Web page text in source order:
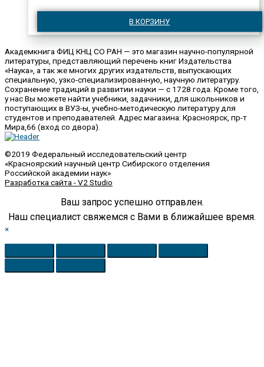
В КОРЗИНУ
Академкнига ФИЦ КНЦ СО РАН — это магазин научно-популярной
литературы, представляющий перечень книг Издательства
«Наука», а так же многих других издательств, выпускающих
специальную, узко-специализированную, научную литературу.
Сохранение традиций в развитии науки — с 1728 года. Кроме того,
у нас Вы можете найти учебники, задачники, для школьников и
поступающих в ВУЗ-ы, учебно-методическую литературу для
студентов и преподавателей. Адрес магазина: Красноярск, пр-т
Мира,66 (вход со двора).
©2019 Федеральный исследовательский центр
«Красноярский научный центр Сибирского отделения
Российской академии наук»
Разработка сайта - V2 Studio
Ваш запрос успешно отправлен.
Наш специалист свяжемся с Вами в ближайшее время.
×